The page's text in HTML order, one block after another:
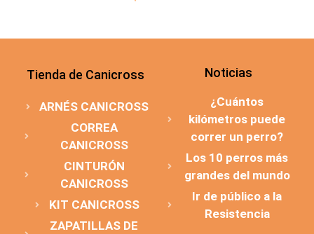
Tienda de Canicross
ARNÉS CANICROSS
CORREA
CANICROSS
CINTURÓN
CANICROSS
KIT CANICROSS
ZAPATILLAS DE
Noticias
¿Cuántos
kilómetros puede
correr un perro?
Los 10 perros más
grandes del mundo
Ir de público a la
Resistencia